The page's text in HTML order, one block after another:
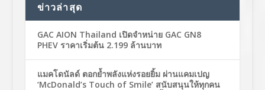
ข่าวล่าสุด
GAC AION Thailand เปิดจำหน่าย GAC GN8
PHEV ราคาเริ่มต้น 2.199 ล้านบาท
แมคโดนัลด์ ตอกย้ำพลังแห่งรอยยิ้ม ผ่านแคมเปญ
‘McDonald’s Touch of Smile’ สนับสนุนให้ทุกคน